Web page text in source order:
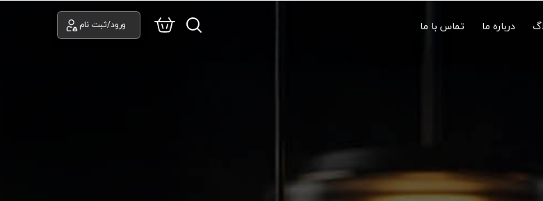
درباره ما تماس با ما ورود/ثبت نام